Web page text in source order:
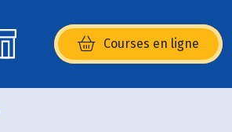
Courses en ligne
(s’ouvre dans une nouvelle